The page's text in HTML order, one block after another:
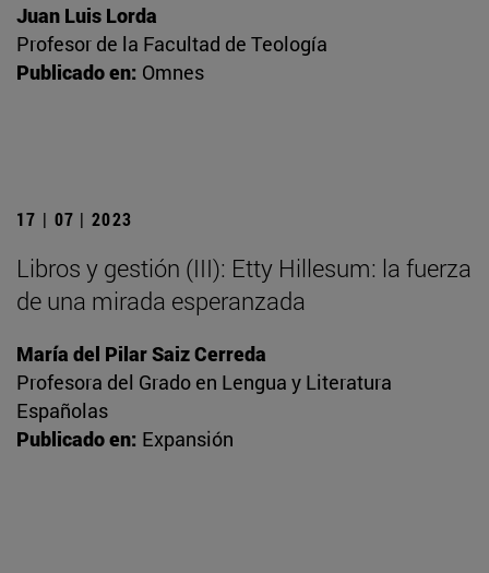
Juan Luis Lorda
Profesor de la Facultad de Teología
Publicado en: Omnes
17 | 07 | 2023
Libros y gestión (III): Etty Hillesum: la fuerza
de una mirada esperanzada
María del Pilar Saiz Cerreda
Profesora del Grado en Lengua y Literatura
Españolas
Publicado en: Expansión